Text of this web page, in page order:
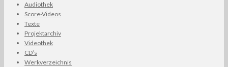
Audiothek
Score-Videos
Texte
Projektarchiv
Videothek
CD’s
Werkverzeichnis